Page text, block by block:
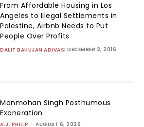
From Affordable Housing in Los
Angeles to Illegal Settlements in
Palestine, Airbnb Needs to Put
People Over Profits
DALIT BAHUJAN ADIVASI DECEMBER 2, 2016
Manmohan Singh Posthumous
Exoneration
A.J. PHILIP - AUGUST 6, 2026